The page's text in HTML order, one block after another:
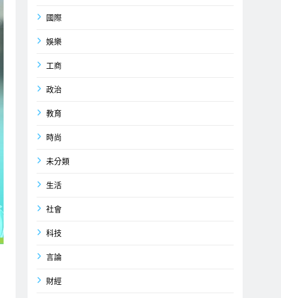
國際
娛樂
工商
政治
教育
時尚
未分類
生活
社會
科技
言論
財經